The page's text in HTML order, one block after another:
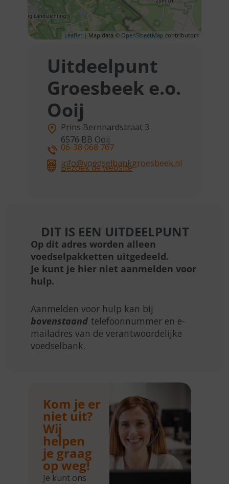
Leaflet | Map data © OpenStreetMap contributors
Uitdeelpunt
Groesbeek e.o.
Ooij
Prins Bernhardstraat 3
6576 BB Ooij
06-38 068 767
info@voedselbankgroesbeek.nl
Bezoek de website
DIT IS EEN UITDEELPUNT
Op dit adres worden alleen
voedselpakketten uitgedeeld.
Je kunt je hier niet aanmelden voor
hulp.
Aanmelden voor hulp kan bij
bovenstaand telefoonnummer en e-
mailadres van de verantwoordelijke
voedselbank.
Kom je er
niet uit?
Wij
helpen
je graag
op weg!
Je kunt ons